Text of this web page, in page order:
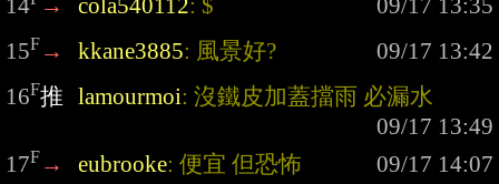
14 → cola540112: $
15F → kkane3885: 風景好?
16F推 lamourmoi: 沒鐵皮加蓋擋雨 必漏水
17F → eubrooke: 便宜 但恐怖